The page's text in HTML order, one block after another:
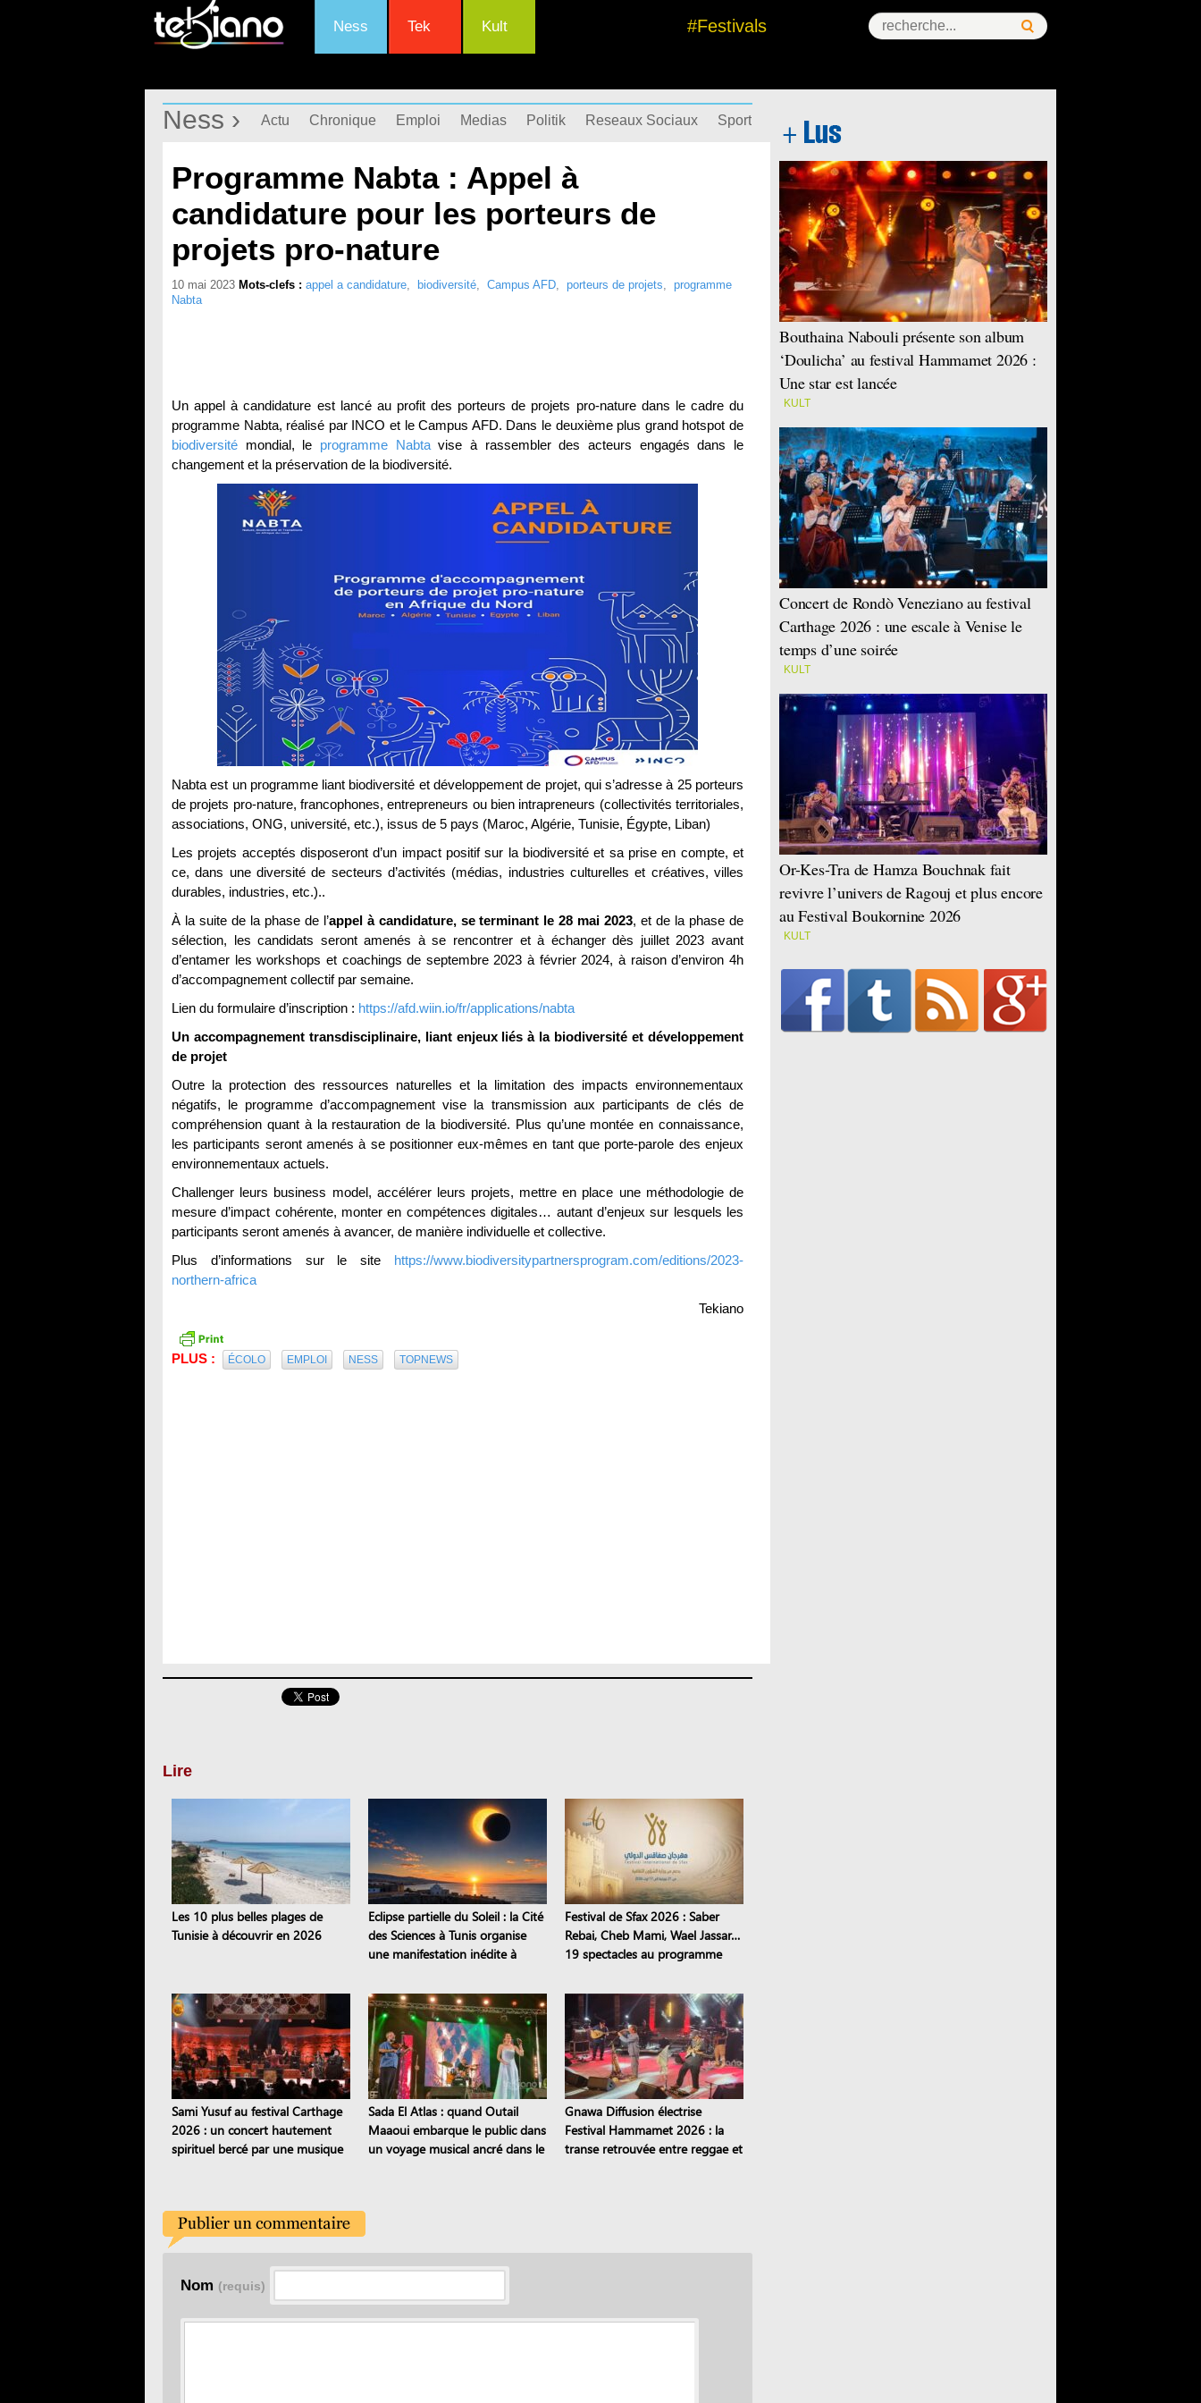
Ness Tek Kult #Festivals
Ness › Actu Chronique Emploi Medias Politik Reseaux Sociaux Sport Success Story
Programme Nabta : Appel à
candidature pour les porteurs de
projets pro-nature
10 mai 2023 Mots-clefs : appel a candidature, biodiversité, Campus AFD, porteurs de projets, programme
Nabta
Un appel à candidature est lancé au profit des porteurs de projets pro-nature dans le cadre du
programme Nabta, réalisé par INCO et le Campus AFD. Dans le deuxième plus grand hotspot de
biodiversité mondial, le programme Nabtavise à rassembler des acteurs engagés dans le
changement et la préservation de la biodiversité.
Nabta est un programme liant biodiversité et développement de projet, qui s’adresse à 25 porteurs
de projets pro-nature, francophones, entrepreneurs ou bien intrapreneurs (collectivités territoriales,
associations, ONG, université, etc.), issus de 5 pays (Maroc, Algérie, Tunisie, Égypte, Liban)
Les projets acceptés disposeront d’un impact positif sur la biodiversité et sa prise en compte, et
ce, dans une diversité de secteurs d’activités (médias, industries culturelles et créatives, villes
durables, industries, etc.)..
À la suite de la phase de l’appel à candidature, se terminant le 28 mai 2023, et de la phase de
sélection, les candidats seront amenés à se rencontrer et à échanger dès juillet 2023 avant
d’entamer les workshops et coachings de septembre 2023 à février 2024, à raison d’environ 4h
d’accompagnement collectif par semaine.
Lien du formulaire d’inscription : https://afd.wiin.io/fr/applications/nabta
Un accompagnement transdisciplinaire, liant enjeux liés à la biodiversité et développement
de projet
Outre la protection des ressources naturelles et la limitation des impacts environnementaux
négatifs, le programme d’accompagnement vise la transmission aux participants de clés de
compréhension quant à la restauration de la biodiversité. Plus qu’une montée en connaissance,
les participants seront amenés à se positionner eux-mêmes en tant que porte-parole des enjeux
environnementaux actuels.
Challenger leurs business model, accélérer leurs projets, mettre en place une méthodologie de
mesure d’impact cohérente, monter en compétences digitales… autant d’enjeux sur lesquels les
participants seront amenés à avancer, de manière individuelle et collective.
Plus d’informations sur le site https://www.biodiversitypartnersprogram.com/editions/2023-
northern-africa
Tekiano
PLUS : ÉCOLO EMPLOI NESS TOPNEWS
Lire
Les 10 plus belles plages de
Tunisie à découvrir en 2026
Eclipse partielle du Soleil : la Cité
des Sciences à Tunis organise
une manifestation inédite à
Festival de Sfax 2026 : Saber
Rebai, Cheb Mami, Wael Jassar…
19 spectacles au programme
Sami Yusuf au festival Carthage
2026 : un concert hautement
spirituel bercé par une musique
Sada El Atlas : quand Outail
Maaoui embarque le public dans
un voyage musical ancré dans le
Gnawa Diffusion électrise
Festival Hammamet 2026 : la
transe retrouvée entre reggae et
Nom (requis)
Bouthaina Nabouli présente son album
‘Doulicha’ au festival Hammamet 2026 :
Une star est lancée
KULT
Concert de Rondò Veneziano au festival
Carthage 2026 : une escale à Venise le
temps d’une soirée
KULT
Or-Kes-Tra de Hamza Bouchnak fait
revivre l’univers de Ragouj et plus encore
au Festival Boukornine 2026
KULT